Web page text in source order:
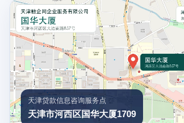
天津贷款信息咨询服务点
天津市河西区国华大厦1709